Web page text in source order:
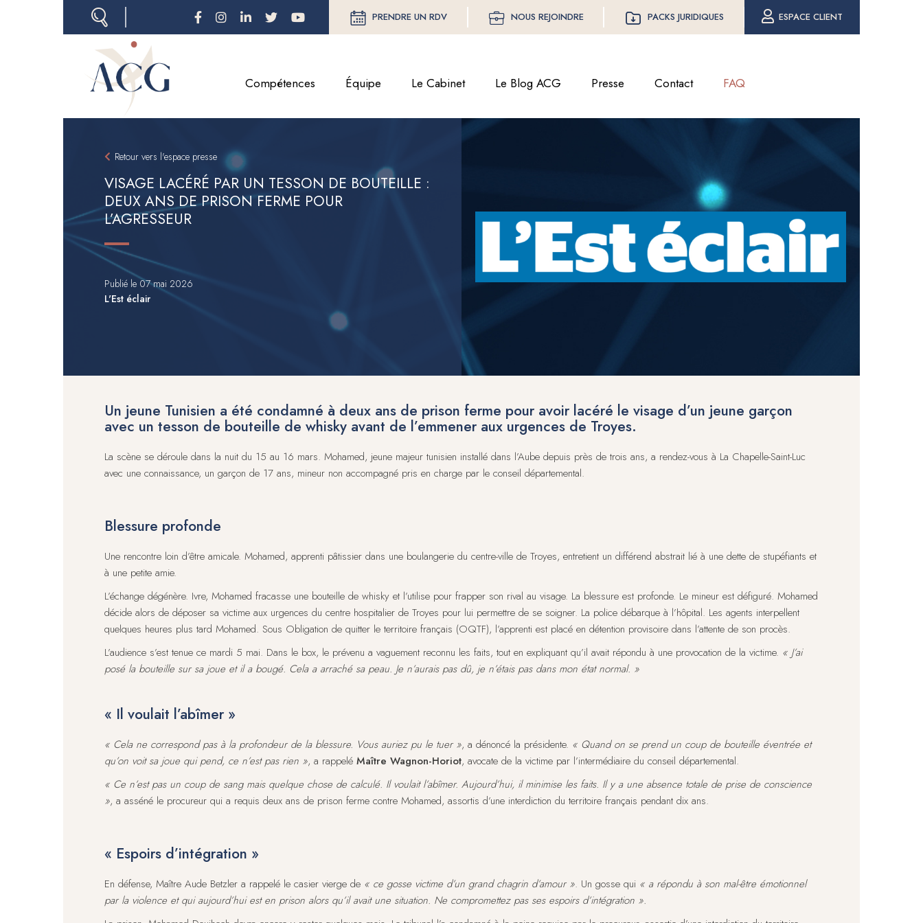
PRENDRE UN RDV NOUS REJOINDRE PACKS JURIDIQUES ESPACE CLIENT
Compétences Équipe Le Cabinet Le Blog ACG Presse Contact FAQ
Retour vers l'espace presse
VISAGE LACÉRÉ PAR UN TESSON DE BOUTEILLE :
DEUX ANS DE PRISON FERME POUR
L’AGRESSEUR
Publié le 07 mai 2026
L'Est éclair
Un jeune Tunisien a été condamné à deux ans de prison ferme pour avoir lacéré le visage d’un jeune garçon
avec un tesson de bouteille de whisky avant de l’emmener aux urgences de Troyes.
La scène se déroule dans la nuit du 15 au 16 mars. Mohamed, jeune majeur tunisien installé dans l’Aube depuis près de trois ans, a rendez-vous à La Chapelle-Saint-Luc
avec une connaissance, un garçon de 17 ans, mineur non accompagné pris en charge par le conseil départemental.
Blessure profonde
Une rencontre loin d’être amicale. Mohamed, apprenti pâtissier dans une boulangerie du centre-ville de Troyes, entretient un différend abstrait lié à une dette de stupéfiants et
à une petite amie.
L’échange dégénère. Ivre, Mohamed fracasse une bouteille de whisky et l’utilise pour frapper son rival au visage. La blessure est profonde. Le mineur est défiguré. Mohamed
décide alors de déposer sa victime aux urgences du centre hospitalier de Troyes pour lui permettre de se soigner. La police débarque à l’hôpital. Les agents interpellent
quelques heures plus tard Mohamed. Sous Obligation de quitter le territoire français (OQTF), l’apprenti est placé en détention provisoire dans l’attente de son procès.
L’audience s’est tenue ce mardi 5 mai. Dans le box, le prévenu a vaguement reconnu les faits, tout en expliquant qu’il avait répondu à une provocation de la victime. « J’ai
posé la bouteille sur sa joue et il a bougé. Cela a arraché sa peau. Je n’aurais pas dû, je n’étais pas dans mon état normal. »
« Il voulait l’abîmer »
« Cela ne correspond pas à la profondeur de la blessure. Vous auriez pu le tuer », a dénoncé la présidente. « Quand on se prend un coup de bouteille éventrée et
qu’on voit sa joue qui pend, ce n’est pas rien », a rappelé Maître Wagnon-Horiot, avocate de la victime par l’intermédiaire du conseil départemental.
« Ce n’est pas un coup de sang mais quelque chose de calculé. Il voulait l’abîmer. Aujourd’hui, il minimise les faits. Il y a une absence totale de prise de conscience
», a asséné le procureur qui a requis deux ans de prison ferme contre Mohamed, assortis d’une interdiction du territoire français pendant dix ans.
« Espoirs d’intégration »
En défense, Maître Aude Betzler a rappelé le casier vierge de « ce gosse victime d’un grand chagrin d’amour ». Un gosse qui « a répondu à son mal-être émotionnel
par la violence et qui aujourd’hui est en prison alors qu’il avait une situation. Ne compromettez pas ses espoirs d’intégration ».